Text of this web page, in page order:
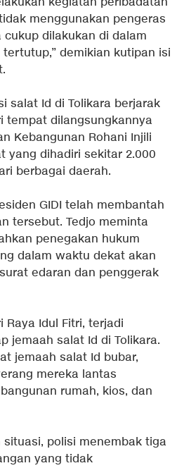
menggunakan pengeras
dilakukan di dalam
demikian kutipan isi
salat Id di Tolikara berjarak
tempat dilangsungkannya
Kebangunan Rohani Injili
yang dihadiri sekitar 2.000
berbagai daerah.
GIDI telah membantah
tersebut. Tedjo meminta
penegakan hukum
dalam waktu dekat akan
edaran dan penggerak
Raya Idul Fitri, terjadi
jemaah salat Id di Tolikara.
jemaah salat Id bubar,
mereka lantas
rumah, kios, dan
polisi menembak tiga
yang tidak